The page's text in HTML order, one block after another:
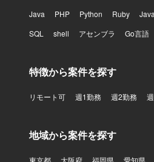
Java PHP Python Ruby
SQL
shell アセンブラ Go言語
特徴から案件を探す
リモート可 週1勤務 週2勤務
地域から案件を探す
東京都 大阪府 福岡県 愛知県